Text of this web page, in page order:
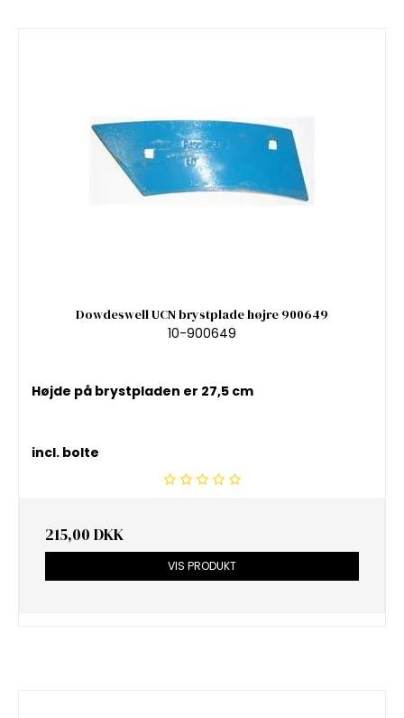
Dowdeswell UCN brystplade højre 900649
10-900649
Højde på brystpladen er 27,5 cm
incl. bolte
215,00 DKK
VIS PRODUKT